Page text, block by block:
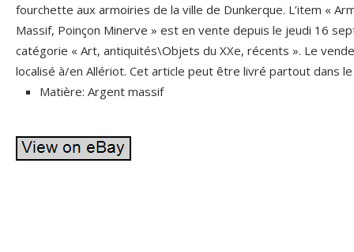
fourchette aux armoiries de la ville de Dunkerque. L’item «
Massif, Poinçon Minerve » est en vente depuis le jeudi 16
catégorie « Art, antiquités\Objets du XXe, récents ». Le
localisé à/en Allériot. Cet article peut être livré partout dans
Matière: Argent massif